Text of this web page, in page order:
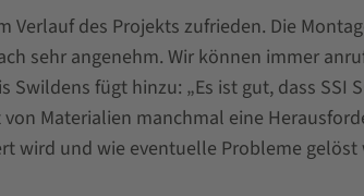
Verlauf des Projekts zufrieden. Die
sehr angenehm. Wir können immer
Swildens fügt hinzu: „Es ist gut, dass
Materialien manchmal eine
wird und wie eventuelle Probleme